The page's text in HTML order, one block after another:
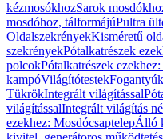
kézmosókhozSarok
mosdóhoz, tálformájúPultra
OldalszekrényekKisméretű
szekrényekPótalkatrészek
polcokPótalkatrészek
kampóVilágítótestekFogantyúk
TükrökIntegrált világítással
világítássalIntegrált világítás
ezekhez: MosdócsaptelepÁlló